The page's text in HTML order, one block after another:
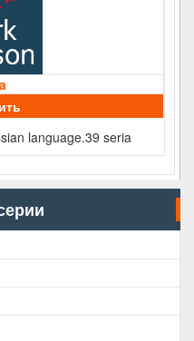
language.39 seria